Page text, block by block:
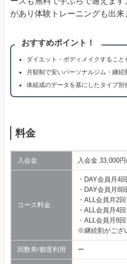
があり体験トレーニングも出来
おすすめポイント！
ダイエット・ボディメイクすること
月額制で安いパーソナルジム・継
体組成のデータを基にしたタイプ別
料金
入会金 入会金 33,000
コース料金
・DAY会員月4
・DAY会員月8
・ALL会員月2
・ALL会員月4
・ALL会員月8
※継続割がござ
回数券/都度利用 ー